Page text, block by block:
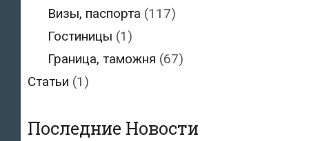
Визы, паспорта (117)
Гостиницы (1)
Граница, таможня (67)
Статьи (1)
Последние Новости